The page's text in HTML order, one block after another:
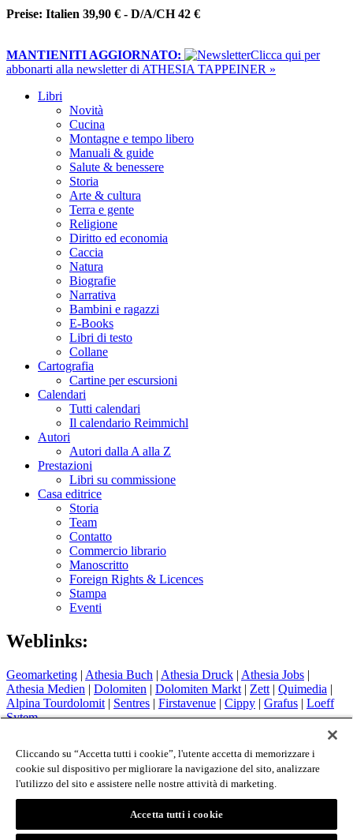
Preise: Italien 39,90 € - D/A/CH 42 €
MANTIENITI AGGIORNATO:
​Clicca qui per
abbonarti alla newsletter di ATHESIA TAPPEINER »
Libri
Novità
Cucina
Montagne e tempo libero
Manuali & guide
Salute & benessere
Storia
Arte & cultura
Terra e gente
Religione
Diritto ed economia
Caccia
Natura
Biografie
Narrativa
Bambini e ragazzi
E-Books
Libri di testo
Collane
Cartografia
Cartine per escursioni
Calendari
Tutti calendari
Il calendario Reimmichl
Autori
Autori dalla A alla Z
Prestazioni
Libri su commissione
Casa editrice
Storia
Team
Contatto
Commercio librario
Manoscritto
Foreign Rights & Licences
Stampa
Eventi
Weblinks:
Geomarketing | Athesia Buch | Athesia Druck | Athesia Jobs |
Athesia Medien | Dolomiten | Dolomiten Markt | Zett | Quimedia |
Alpina Tourdolomit | Sentres | Firstavenue | Cippy | Grafus | Loeff
Sytem
Colophon
Privacy Policy
Cookie Policy
Cliccando su “Accetta tutti i cookie”, l'utente accetta di memorizzare i
cookie sul dispositivo per migliorare la navigazione del sito, analizzare
l'utilizzo del sito e assistere nelle nostre attività di marketing.
Accetta tutti i cookie